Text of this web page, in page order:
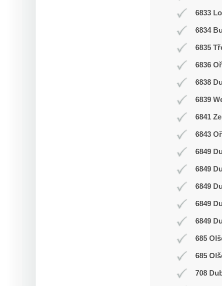
6833
6834
6835
6836
6838
6839
6841
6843
6849
6849
6849
6849
6849
685
685
708